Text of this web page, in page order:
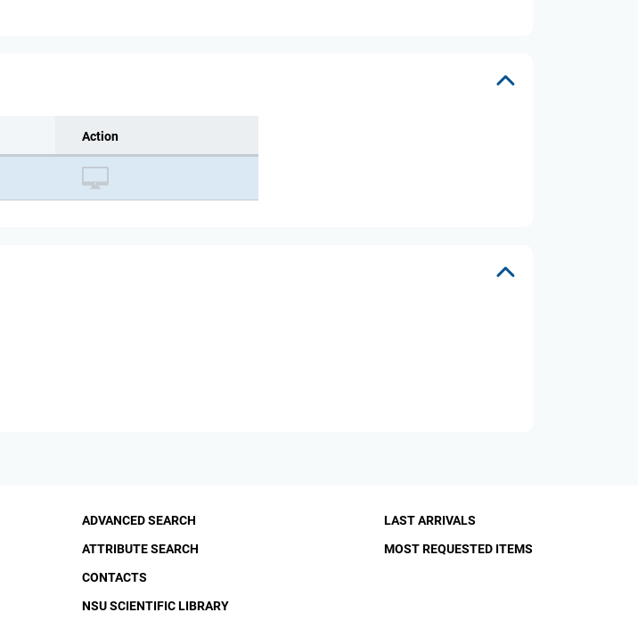
Action
ADVANCED SEARCH
ATTRIBUTE SEARCH
CONTACTS
NSU SCIENTIFIC LIBRARY
LAST ARRIVALS
MOST REQUESTED ITEMS